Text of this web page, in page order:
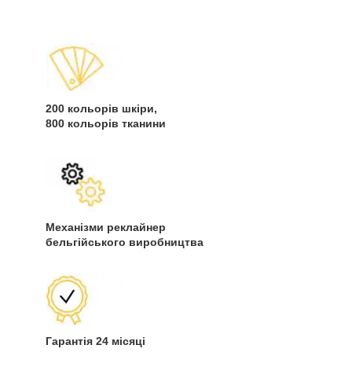
200 кольорів шкіри,
800 кольорів тканини
Механізми реклайнер
бельгійського виробництва
Гарантія 24 місяці